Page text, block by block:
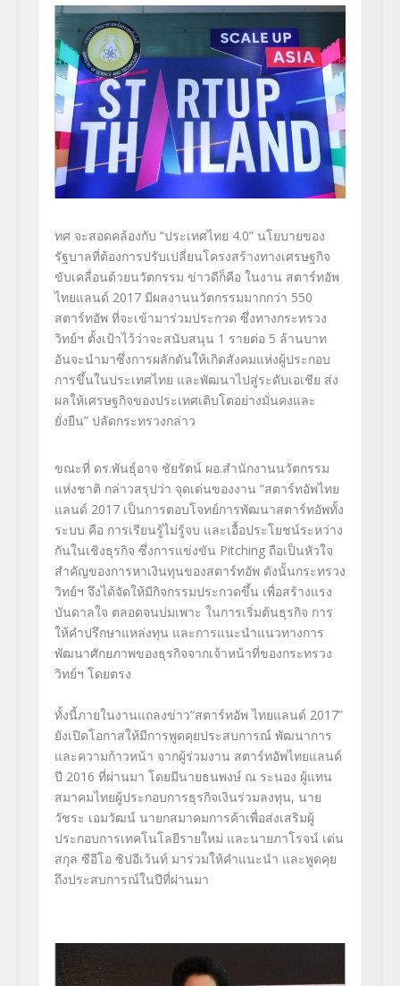
ทศ จะสอดคล้องกับ “ประเทศไทย 4.0” นโยบายของ
รัฐบาลที่ต้องการปรับเปลี่ยนโครงสร้างทางเศรษฐกิจ
ขับเคลื่อนด้วยนวัตกรรม ข่าวดีก็คือ ในงาน สตาร์ทอัพ
ไทยแลนด์ 2017 มีผลงานนวัตกรรมมากกว่า 550
สตาร์ทอัพ ที่จะเข้ามาร่วมประกวด ซึ่งทางกระทรวง
วิทย์ฯ ตั้งเป้าไว้ว่าจะสนับสนุน 1 รายต่อ 5 ล้านบาท
อันจะนำมาซึ่งการผลักดันให้เกิดสังคมแห่งผู้ประกอบ
การขึ้นในประเทศไทย และพัฒนาไปสู่ระดับเอเชีย ส่ง
ผลให้เศรษฐกิจของประเทศเติบโตอย่างมั่นคงและ
ยั่งยืน” ปลัดกระทรวงกล่าว
ขณะที่ ดร.พันธุ์อาจ ชัยรัตน์ ผอ.สำนักงานนวัตกรรม
แห่งชาติ กล่าวสรุปว่า จุดเด่นของงาน “สตาร์ทอัพไทย
แลนด์ 2017 เป็นการตอบโจทย์การพัฒนาสตาร์ทอัพทั้ง
ระบบ คือ การเรียนรู้ไม่รู้จบ และเอื้อประโยชน์ระหว่าง
กันในเชิงธุรกิจ ซึ่งการแข่งขัน Pitching ถือเป็นหัวใจ
สำคัญของการหาเงินทุนของสตาร์ทอัพ ดังนั้นกระทรวง
วิทย์ฯ จึงได้จัดให้มีกิจกรรมประกวดขึ้น เพื่อสร้างแรง
บันดาลใจ ตลอดจนบ่มเพาะ ในการเริ่มต้นธุรกิจ การ
ให้คำปรึกษาแหล่งทุน และการแนะนำแนวทางการ
พัฒนาศักยภาพของธุรกิจจากเจ้าหน้าที่ของกระทรวง
วิทย์ฯ โดยตรง
ทั้งนี้ภายในงานแถลงข่าว“สตาร์ทอัพ ไทยแลนด์ 2017”
ยังเปิดโอกาสให้มีการพูดคุยประสบการณ์ พัฒนาการ
และความก้าวหน้า จากผู้ร่วมงาน สตาร์ทอัพไทยแลนด์
ปี 2016 ที่ผ่านมา โดยมีนายธนพงษ์ ณ ระนอง ผู้แทน
สมาคมไทยผู้ประกอบการธุรกิจเงินร่วมลงทุน, นาย
วัชระ เอมวัฒน์ นายกสมาคมการค้าเพื่อส่งเสริมผู้
ประกอบการเทคโนโลยีรายใหม่ และนายภาโรจน์ เด่น
สกุล ซีอีโอ ซิปอีเว้นท์ มาร่วมให้คำแนะนำ และพูดคุย
ถึงประสบการณ์ในปีที่ผ่านมา